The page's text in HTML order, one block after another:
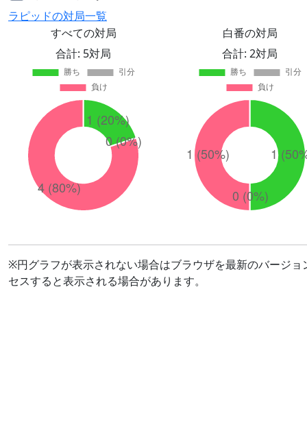
ラピッドの対局一覧
すべての対局
合計: 5対局
白番の対局
合計: 2対局
※円グラフが表示されない場合はブラウザを最新のバージ
セスすると表示される場合があります。